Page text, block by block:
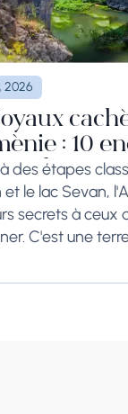
2026
: 10
des
jamais
des étapes
et le lac Sevan,
secrets à ceux
C'est une